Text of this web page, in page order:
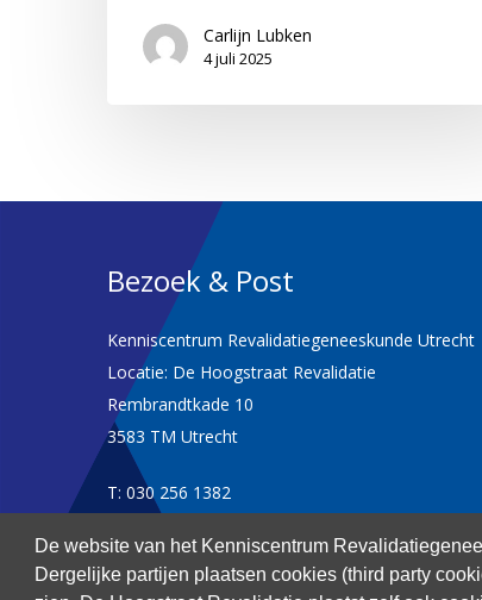
De website van het Kenniscentrum
Dergelijke partijen plaatsen cookies (third party
Carlijn Lubken
4 juli 2025
Bezoek & Post
Kenniscentrum Revalidatiegeneeskunde Utrecht
Locatie: De Hoogstraat Revalidatie
Rembrandtkade 10
3583 TM Utrecht
T: 030 256 1382
kenniscentrum@dehoogstraat.nl